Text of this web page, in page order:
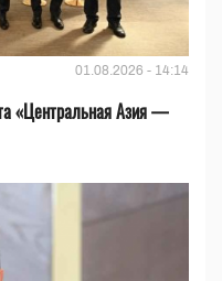
01.08.2026 - 14:14
«Центральная Азия —